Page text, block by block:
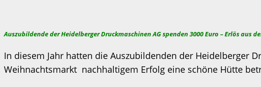
Auszubildende der Heidelberger Druckmaschinen AG spenden 3000 Euro – Erlös
In diesem Jahr hatten die Auszubildenden der Heidelberger
Weihnachtsmarkt nachhaltigem Erfolg eine schöne Hütte